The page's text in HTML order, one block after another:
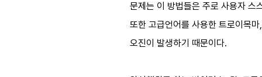
문제는 이 방법들은 주로 사용자 스
또한 고급언어를 사용한 트로이목
오진이 발생하기 때문이다.